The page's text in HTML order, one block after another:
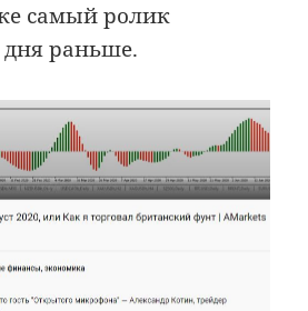
самый ролик
дня раньше.